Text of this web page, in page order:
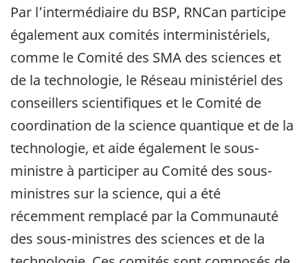
Par l’intermédiaire du BSP, RNCan participe
également aux comités interministériels,
comme le Comité des SMA des sciences et
de la technologie, le Réseau ministériel des
conseillers scientifiques et le Comité de
coordination de la science quantique et de la
technologie, et aide également le sous-
ministre à participer au Comité des sous-
ministres sur la science, qui a été
récemment remplacé par la Communauté
des sous-ministres des sciences et de la